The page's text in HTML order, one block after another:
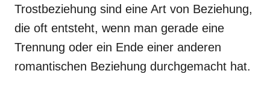
Trostbeziehung sind eine Art von Beziehung,
die oft entsteht, wenn man gerade eine
Trennung oder ein Ende einer anderen
romantischen Beziehung durchgemacht hat.